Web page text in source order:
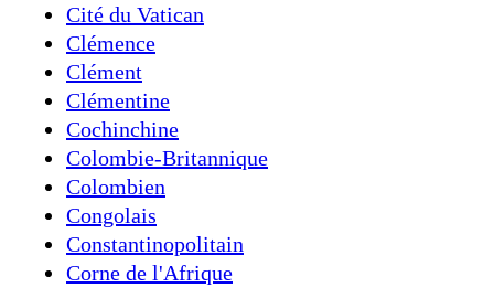
Cité du Vatican
Clémence
Clément
Clémentine
Cochinchine
Colombie-Britannique
Colombien
Congolais
Constantinopolitain
Corne de l'Afrique